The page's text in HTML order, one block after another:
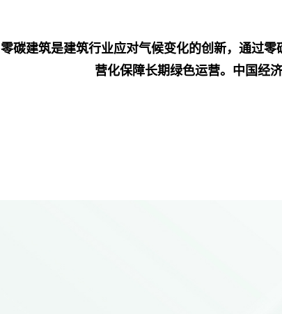
零碳建筑是建筑行业应对气候变化的创新，通过
营化保障长期绿色运营。中国经